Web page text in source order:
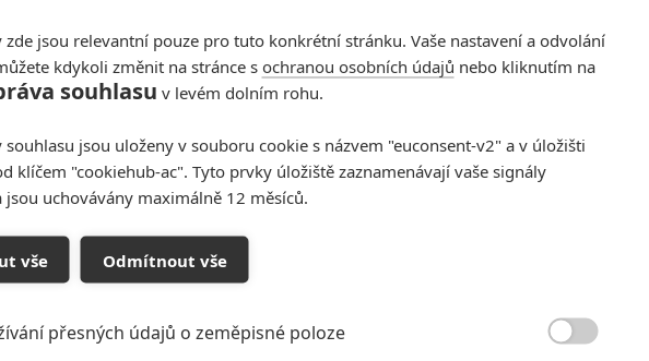
dříve mě to hodně bavilo a s radostí jsem chtěl vidět
11 ty díly jsou všechny na jedno brdo jen mění Simírovi
1
Děti krve a kostí:
akční fantasy
1ČLÁNEK |
Spider-Man:
máme čekat
Velké preview:
maximálně nabitým
zde jsou relevantní pouze pro tuto konkrétní stránku. Vaše nastavení a odvolání
kdykoli změnit na stránce s ochranou osobních údajů nebo kliknutím na
souhlasu v levém dolním rohu.
souhlasu jsou uloženy v souboru cookie s názvem "euconsent-v2" a v úložišti
klíčem "cookiehub-ac". Tyto prvky úložiště zaznamenávají vaše signály
jsou uchovávány maximálně 12 měsíců.
vše Odmítnout vše
přesných údajů o zeměpisné poloze